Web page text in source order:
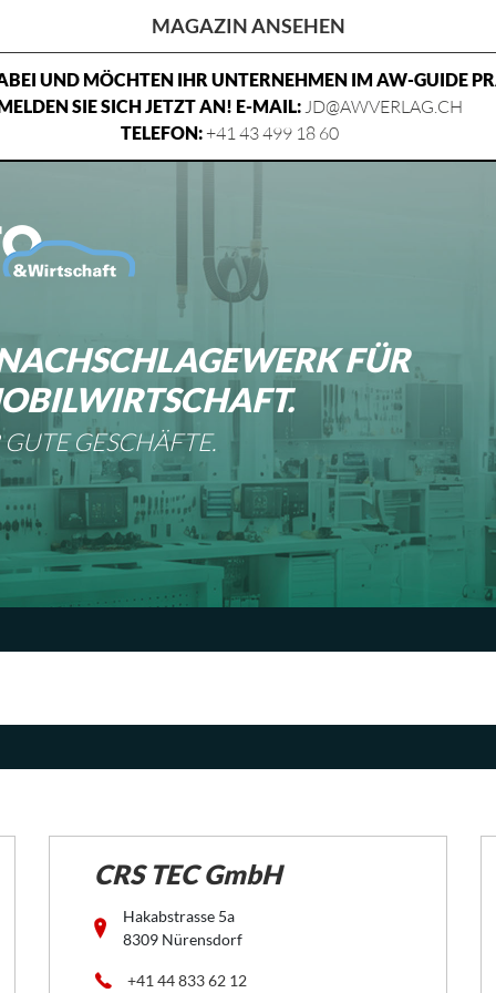
MAGAZIN ANSEHEN
UND MÖCHTEN IHR UNTERNEHMEN IM AW-GUIDE
SIE SICH JETZT AN! E-MAIL:JD@AWVERLAG.CH
TELEFON:+41 43 499 18 60
FÜR
GESCHÄFTE.
CRS TEC GmbH
Hakabstrasse 5a
8309 Nürensdorf
+41 44 833 62 12